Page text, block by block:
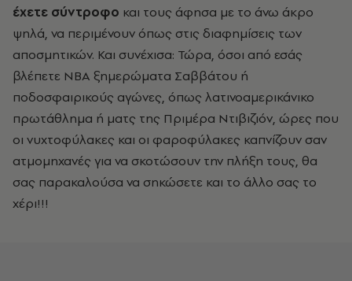
έχετε σύντροφο και τους άφησα με το άνω άκρο
ψηλά, να περιμένουν όπως στις διαφημίσεις των
αποσμητικών. Και συνέχισα: Τώρα, όσοι από εσάς
βλέπετε ΝΒΑ ξημερώματα Σαββάτου ή
ποδοσφαιρικούς αγώνες, όπως λατινοαμερικάνικο
πρωτάθλημα ή ματς της Πριμέρα Ντιβιζιόν, ώρες που
οι νυχτοφύλακες και οι φαροφύλακες καπνίζουν σαν
ατμομηχανές για να σκοτώσουν την πλήξη τους, θα
σας παρακαλούσα να σηκώσετε και το άλλο σας το
χέρι!!!